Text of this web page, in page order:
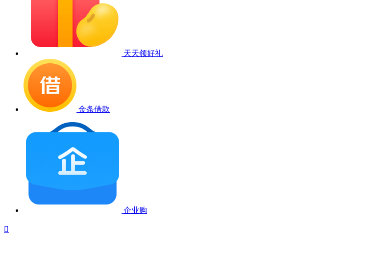
天天领好礼
金条借款
企业购
